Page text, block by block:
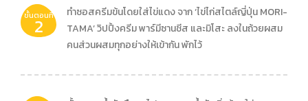
ขั้นตอนที่
2
ทำซอสครีมข้นโดยใส่ไข่แดง จาก ‘ไข่ไก่สไตล์ญี่ปุ่น MORI-
TAMA’ วิปปิ้งครีม พาร์มีซานชีส และมิโสะ ลงในถ้วยผสม
คนส่วนผสมทุกอย่างให้เข้ากัน พักไว้